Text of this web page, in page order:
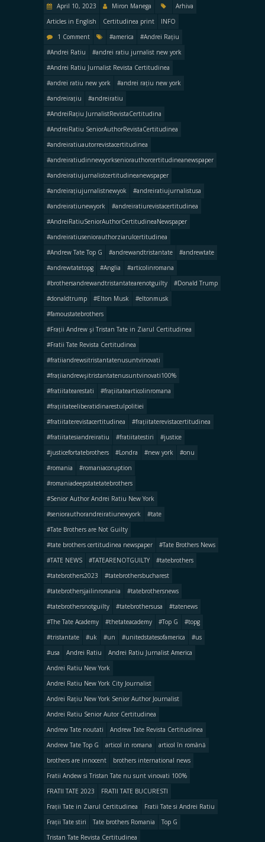
April 10, 2023 Miron Manega
Arhiva
Articles in English
Certitudinea print
INFO
1 Comment
#america
#Andrei Rațiu
#Andrei Ratiu
#andrei ratiu jurnalist new york
#Andrei Ratiu Jurnalist Revista Certitudinea
#andrei ratiu new york
#andrei rațiu new york
#andreirațiu
#andreiratiu
#AndreiRațiu JurnalistRevistaCertitudina
#AndreiRatiu SeniorAuthorRevistaCertitudinea
#andreiratiuautorrevistacertitudinea
#andreiratiudinnewyorkseniorauthorcertitudineanewspaper
#andreiratiujurnalistcertitudineanewspaper
#andreirațiujurnalistnewyok
#andreiratiujurnalistusa
#andreiratiunewyork
#andreiratiurevistacertitudinea
#AndreiRatiuSeniorAuthorCertitudineaNewspaper
#andreiratiuseniorauthorziarulcertitudinea
#Andrew Tate Top G
#andrewandtristantate
#andrewtate
#andrewtatetopg
#Anglia
#articolinromana
#brothersandrewandtristantatearenotguilty
#Donald Trump
#donaldtrump
#Elton Musk
#eltonmusk
#famoustatebrothers
#Frații Andrew şi Tristan Tate in Ziarul Certitudinea
#Fratii Tate Revista Certitudinea
#fratiiandrewsitristantatenusuntvinovati
#frațiiandrewşitristantatenusuntvinovati100%
#fratiitatearestati
#frațiitatearticolinromana
#frațiitateeliberatidinarestulpolitiei
#fratiitaterevistacertitudinea
#frațiitaterevistacertitudinea
#fratiitatesiandreiratiu
#fratiitatestiri
#justice
#justicefortatebrothers
#Londra #new york
#onu
#romania
#romaniacoruption
#romaniadeepstatetatebrothers
#Senior Author Andrei Ratiu New York
#seniorauthorandreiratiunewyork
#tate
#Tate Brothers are Not Guilty
#tate brothers certitudinea newspaper
#Tate Brothers News
#TATE NEWS
#TATEARENOTGUILTY
#tatebrothers
#tatebrothers2023
#tatebrothersbucharest
#tatebrothersjailinromania
#tatebrothersnews
#tatebrothersnotguilty
#tatebrothersusa
#tatenews
#The Tate Academy
#thetateacademy #Top G
#topg
#tristantate
#uk #un #unitedstatesofamerica
#us
#usa
Andrei Ratiu
Andrei Ratiu Jurnalist America
Andrei Ratiu New York
Andrei Ratiu New York City Journalist
Andrei Rațiu New York Senior Author Journalist
Andrei Ratiu Senior Autor Certitudinea
Andrew Tate noutati
Andrew Tate Revista Certitudinea
Andrew Tate Top G
articol in romana
articol în română
brothers are innocent
brothers international news
Fratii Andew si Tristan Tate nu sunt vinovati 100%
FRATII TATE 2023
FRATII TATE BUCURESTI
Frații Tate in Ziarul Certitudinea
Fratii Tate si Andrei Ratiu
Frații Tate stiri
Tate brothers Romania
Top G
Tristan Tate Revista Certitudinea